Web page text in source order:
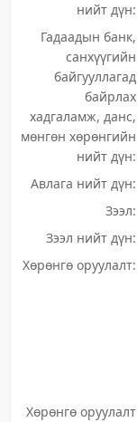
нийт дүн:
Гадаадын банк,
санхүүгийн
байгууллагад
байрлах
хадгаламж, данс,
мөнгөн хөрөнгийн
нийт дүн:
Авлага нийт дүн:
Зээл:
Зээл нийт дүн:
Хөрөнгө оруулалт:
Хөрөнгө оруулалт